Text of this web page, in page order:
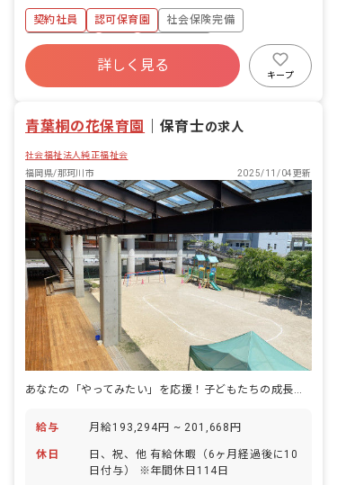
契約社員 認可保育園
社会保険完備
土日祝休み
有給
残業少なめ
社会福祉法人
車通勤可
詳しく見る
キープ
青葉桐の花保育園 保育士の求人
社会福祉法人純正福祉会
福岡県/那珂川市
2025/11/04更新
あなたの「やってみたい」を応援！子どもたちの成長を共に喜び、輝く未来を育みませんか？
給与 月給193,294円 ~ 201,668円
休日
日、祝、他 有給休暇（6ヶ月経過後に10
日付与） ※年間休日114日